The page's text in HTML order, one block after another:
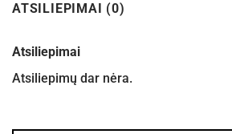
ATSILIEPIMAI (0)
Atsiliepimai
Atsiliepimų dar nėra.